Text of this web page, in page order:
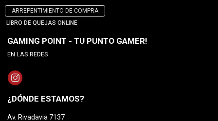
ARREPENTIMIENTO DE COMPRA
LIBRO DE QUEJAS ONLINE
GAMING POINT - TU PUNTO GAMER!
EN LAS REDES
¿DÓNDE ESTAMOS?
Av. Rivadavia 7137